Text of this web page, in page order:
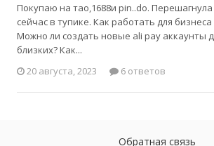
Покупаю на тао,1688и pin..do. Перешагнула
сейчас в тупике. Как работать для
Можно ли создать новые ali pay аккаунты
близких? Как...
20 августа, 2023
6 ответов
Обратная связь